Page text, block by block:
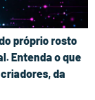
próprio rosto
Entenda o que
da